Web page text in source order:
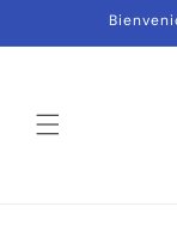
directamente
al contenido